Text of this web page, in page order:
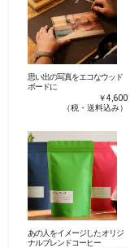
思い出の写真をエコなウッド
ボードに
￥4,600
（税・送料込み）
あの人をイメージした オリジ
ナルブレンドコーヒー